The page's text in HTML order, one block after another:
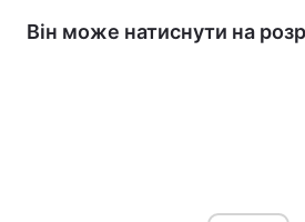
Він може натиснути на